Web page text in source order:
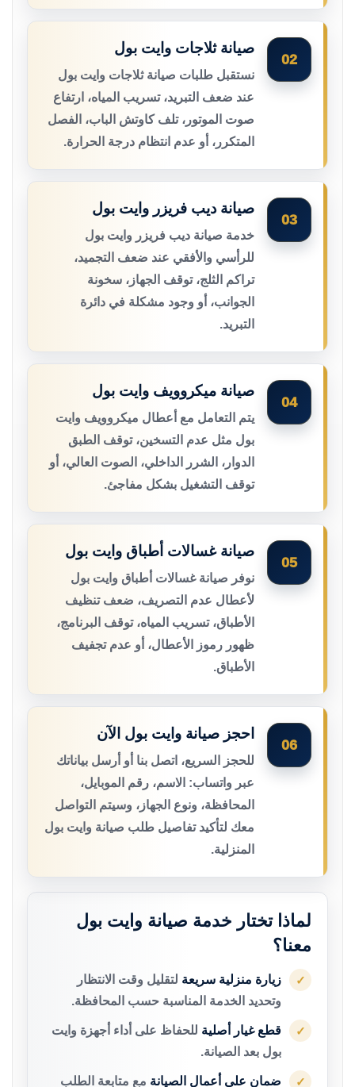
02
صيانة ثلاجات وايت بول
نستقبل طلبات صيانة ثلاجات وايت بول
عند ضعف التبريد، تسريب المياه، ارتفاع
صوت الموتور، تلف كاوتش الباب، الفصل
المتكرر، أو عدم انتظام درجة الحرارة.
03
صيانة ديب فريزر وايت بول
خدمة صيانة ديب فريزر وايت بول
للرأسي والأفقي عند ضعف التجميد،
تراكم الثلج، توقف الجهاز، سخونة
الجوانب، أو وجود مشكلة في دائرة
التبريد.
04
صيانة ميكروويف وايت بول
يتم التعامل مع أعطال ميكروويف وايت
بول مثل عدم التسخين، توقف الطبق
الدوار، الشرر الداخلي، الصوت العالي، أو
توقف التشغيل بشكل مفاجئ.
05
صيانة غسالات أطباق وايت بول
نوفر صيانة غسالات أطباق وايت بول
لأعطال عدم التصريف، ضعف تنظيف
الأطباق، تسريب المياه، توقف البرنامج،
ظهور رموز الأعطال، أو عدم تجفيف
الأطباق.
06
احجز صيانة وايت بول الآن
للحجز السريع، اتصل بنا أو أرسل بياناتك
عبر واتساب: الاسم، رقم الموبايل،
المحافظة، ونوع الجهاز، وسيتم التواصل
معك لتأكيد تفاصيل طلب صيانة وايت بول
المنزلية.
لماذا تختار خدمة صيانة وايت بول
معنا؟
✓ زيارة منزلية سريعة لتقليل وقت الانتظار
وتحديد الخدمة المناسبة حسب المحافظة.
✓ قطع غيار أصلية للحفاظ على أداء أجهزة وايت
بول بعد الصيانة.
✓ ضمان على أعمال الصيانة مع متابعة الطلب